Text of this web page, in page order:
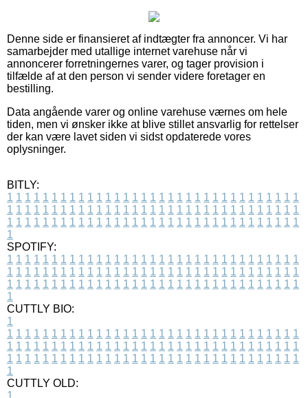
Denne side er finansieret af indtægter fra annoncer. Vi har
samarbejder med utallige internet varehuse når vi
annoncerer forretningernes varer, og tager provision i
tilfælde af at den person vi sender videre foretager en
bestilling.
Data angående varer og online varehuse værnes om hele
tiden, men vi ønsker ikke at blive stillet ansvarlig for rettelser
der kan være lavet siden vi sidst opdaterede vores
oplysninger.
BITLY:
1 1 1 1 1 1 1 1 1 1 1 1 1 1 1 1 1 1 1 1 1 1 1 1 1 1 1 1 1 1 1 1 1
1 1 1 1 1 1 1 1 1 1 1 1 1 1 1 1 1 1 1 1 1 1 1 1 1 1 1 1 1 1 1 1 1
1 1 1 1 1 1 1 1 1 1 1 1 1 1 1 1 1 1 1 1 1 1 1 1 1 1 1 1 1 1 1 1 1
1
SPOTIFY:
1 1 1 1 1 1 1 1 1 1 1 1 1 1 1 1 1 1 1 1 1 1 1 1 1 1 1 1 1 1 1 1 1
1 1 1 1 1 1 1 1 1 1 1 1 1 1 1 1 1 1 1 1 1 1 1 1 1 1 1 1 1 1 1 1 1
1 1 1 1 1 1 1 1 1 1 1 1 1 1 1 1 1 1 1 1 1 1 1 1 1 1 1 1 1 1 1 1 1
1
CUTTLY BIO:
1
1 1 1 1 1 1 1 1 1 1 1 1 1 1 1 1 1 1 1 1 1 1 1 1 1 1 1 1 1 1 1 1 1
1 1 1 1 1 1 1 1 1 1 1 1 1 1 1 1 1 1 1 1 1 1 1 1 1 1 1 1 1 1 1 1 1
1 1 1 1 1 1 1 1 1 1 1 1 1 1 1 1 1 1 1 1 1 1 1 1 1 1 1 1 1 1 1 1 1
1
CUTTLY OLD:
1